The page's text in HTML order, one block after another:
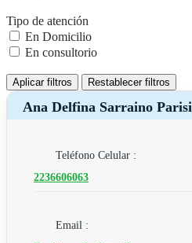
Tipo de atención
En Domicilio
En consultorio
Aplicar filtros Restablecer filtros
Ana Delfina Sarraino Parisi
Teléfono Celular :
2236606063
Email :